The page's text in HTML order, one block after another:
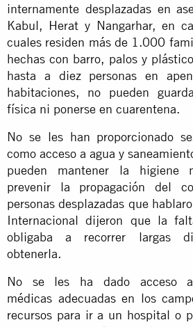
internamente desplazadas en
Kabul, Herat y Nangarhar, en
cuales residen más de 1.000
hechas con barro, palos y
hasta a diez personas en
habitaciones, no pueden
física ni ponerse en cuarentena.
No se les han proporcionado
como acceso a agua y
pueden mantener la higiene
prevenir la propagación del
personas desplazadas que
Internacional dijeron que la
obligaba a recorrer largas
obtenerla.
No se les ha dado acceso a
médicas adecuadas en los
recursos para ir a un hospital o